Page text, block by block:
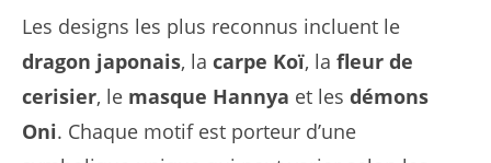
Les designs les plus reconnus incluent le
dragon japonais, la carpe Koï, la fleur de
cerisier, le masque Hannya et les démons
Oni. Chaque motif est porteur d’une